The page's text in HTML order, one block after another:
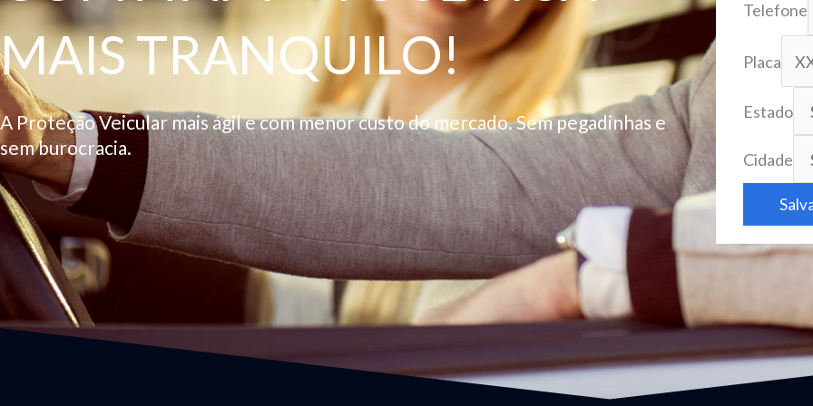
MAIS TRANQUILO!
A Proteção Veicular mais ágil e com menor custo do mercado. Sem pegadinhas e
sem burocracia.
Telefone
Placa
Estado
Cidade